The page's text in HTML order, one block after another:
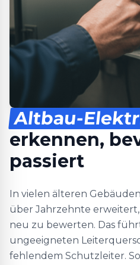
Altbau-
erkennen,
passiert
In vielen älteren
über Jahrzehnte
neu zu bewerten. Das
ungeeigneten
fehlendem Schutzleiter.